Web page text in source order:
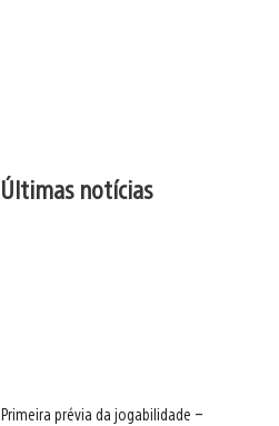
Últimas notícias
Primeira prévia da jogabilidade –